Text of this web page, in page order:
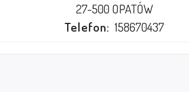
27-500 OPATÓW
Telefon: 158670437